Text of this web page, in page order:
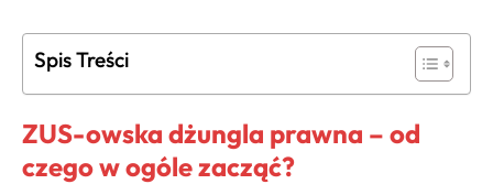
Spis Treści
ZUS-owska dżungla prawna – od
czego w ogóle zacząć?